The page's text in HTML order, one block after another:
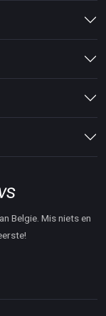
Belgie. Mis niets en